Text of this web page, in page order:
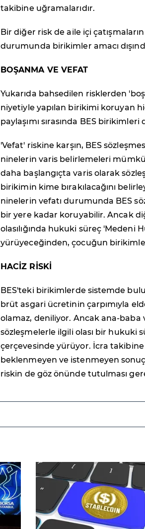
takibine uğramalarıdır.
Bir diğer risk de aile içi
durumunda birikimler amacı
BOŞANMA VE VEFAT
Yukarıda bahsedilen risklerden
niyetiyle yapılan birikimi koruyan
paylaşımı sırasında BES
'Vefat' riskine karşın, BES
ninelerin varis belirlemeleri
daha başlangıçta varis olarak
birikimin kime bırakılacağını
ninelerin vefatı durumunda BES
bir yere kadar koruyabilir. Ancak
olasılığında hukuki süreç 'Medeni
yürüyeceğinden, çocuğun
HACİZ RİSKİ
BES'teki birikimlerde sistemde
brüt asgari ücretinin çarpımıyla
olamaz, deniliyor. Ancak ana-baba
sözleşmelerle ilgili olası bir hukuki
çerçevesinde yürüyor. İcra
beklenmeyen ve istenmeyen
riskin de göz önünde tutulması